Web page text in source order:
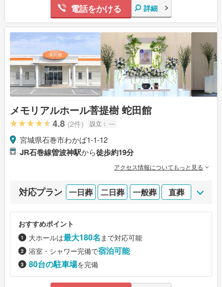
電話をかける 詳細
メモリアルホール菩提樹 蛇田館
4.8 (2件) 設立： ---
宮城県石巻市わかば1-1-12
JR石巻線曽波神駅から徒歩約19分
アクセス情報についてもっと見る
対応プラン 一日葬 二日葬 一般葬 直葬
おすすめポイント
大ホールは最大180名 まで対応可能
浴室・シャワー完備で宿泊可能
80台の駐車場を完備